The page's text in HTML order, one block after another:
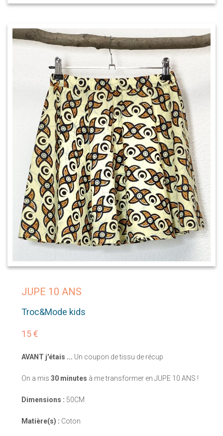
JUPE 10 ANS
Troc&Mode kids
15 €
AVANT j'étais ... Un coupon de tissu de récup
On a mis 30 minutes à me transformer en JUPE 10 ANS !
Dimensions : 50CM
Matière(s) : Coton